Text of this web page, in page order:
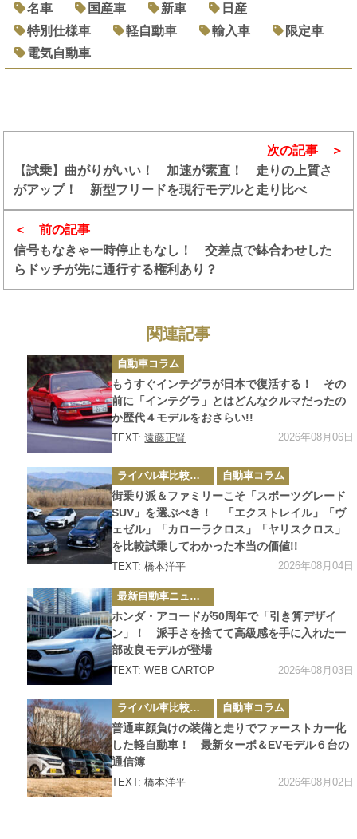
名車
国産車 新車
日産
特別仕様車
軽自動車 輸入車
限定車
電気自動車
前の記事
信号もなきゃ一時停止もなし！ 交差点で鉢合わせした
らドッチが先に通行する権利あり？
次の記事
【試乗】曲がりがいい！ 加速が素直！ 走りの上質さ
がアップ！ 新型フリードを現行モデルと走り比べ
関連記事
カ
テ
ゴ
リ
ー
自動車コラム
もうすぐインテグラが日本で復活する！ その
前に「インテグラ」とはどんなクルマだったの
か歴代４モデルをおさらい!!
TEXT:遠藤正賢 2026年08月06日
カ
テ
ゴ
リ
ー
ライバル車比較テスト 自動車コラム
街乗り派＆ファミリーこそ「スポーツグレード
SUV」を選ぶべき！ 「エクストレイル」「ヴ
ェゼル」「カローラクロス」「ヤリスクロス」
を比較試乗してわかった本当の価値!!
TEXT: 橋本洋平 2026年08月04日
カ
テ
ゴ
リ
ー
最新自動車ニュース
ホンダ・アコードが50周年で「引き算デザイ
ン」！ 派手さを捨てて高級感を手に入れた一
部改良モデルが登場
TEXT: WEB CARTOP 2026年08月03日
カ
テ
ゴ
リ
ー
ライバル車比較テスト 自動車コラム
普通車顔負けの装備と走りでファーストカー化
した軽自動車！ 最新ターボ＆EVモデル６台の
通信簿
TEXT: 橋本洋平 2026年08月02日